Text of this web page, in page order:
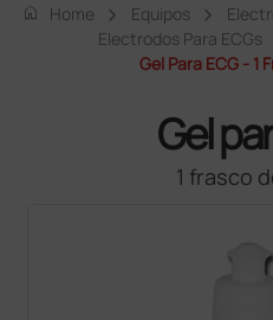
home Home Equipos
Electrodos Para ECGs
Gel Para ECG - 1
Gel
1 frasco